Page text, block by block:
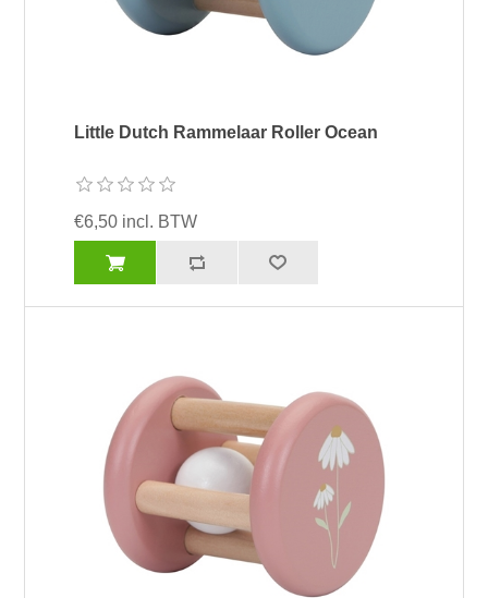
Little Dutch Rammelaar Roller Ocean
€6,50 incl. BTW